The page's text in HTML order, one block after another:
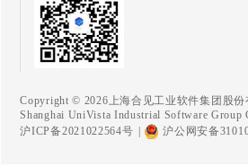
Copyright © 2026上海合见工业软件集团股份
Shanghai UniVista Industrial Software
沪ICP备2021022564号 |
沪公网安备